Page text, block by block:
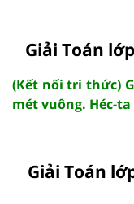
Giải Toán
(Kết nối tri thức)
mét vuông. Héc-ta
Giải Toán